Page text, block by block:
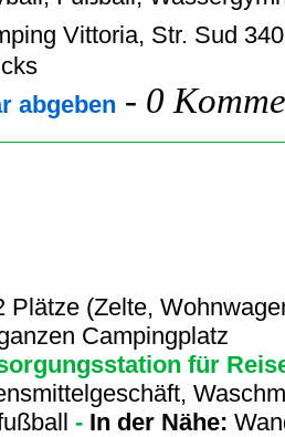
Vittoria, Str. Sud
abgeben - 0
Plätze (Zelte,
Campingplatz
für
- In der Nähe: